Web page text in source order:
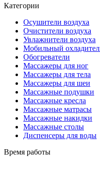
Категории
Осушители воздуха
Очистители воздуха
Увлажнители воздуха
Мобильный
Обогреватели
Массажеры для ног
Массажеры для тела
Массажеры для шеи
Массажные подушки
Массажные кресла
Массажные матрасы
Массажные накидки
Массажные столы
Диспенсеры для воды
Время работы